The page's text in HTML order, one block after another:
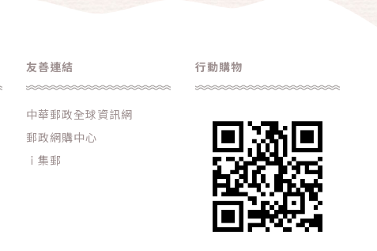
友善連結
中華郵政全球資訊網
郵政網購中心
ｉ集郵
行動購物